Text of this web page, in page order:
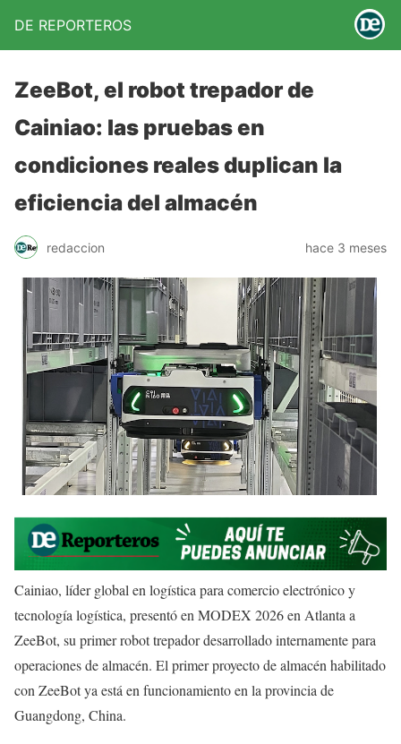
DE REPORTEROS
ZeeBot, el robot trepador de
Cainiao: las pruebas en
condiciones reales duplican la
eficiencia del almacén
redaccion hace 3 meses
Cainiao, líder global en logística para comercio electrónico y
tecnología logística, presentó en MODEX 2026 en Atlanta a
ZeeBot, su primer robot trepador desarrollado internamente para
operaciones de almacén. El primer proyecto de almacén habilitado
con ZeeBot ya está en funcionamiento en la provincia de
Guangdong, China.